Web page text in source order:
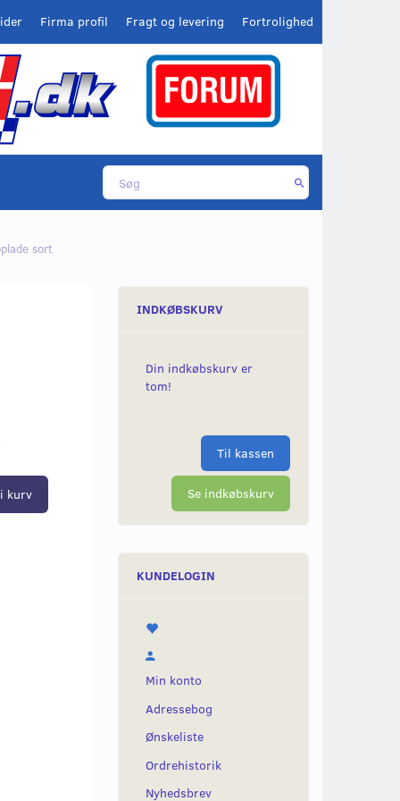
Fortrolighed
Fragt og levering
Firma profil
sort
kurv
INDKØBSKURV
Din indkøbskurv er
tom!
Til kassen
Se indkøbskurv
KUNDELOGIN
Min konto
Adressebog
Ønskeliste
Ordrehistorik
Nyhedsbrev